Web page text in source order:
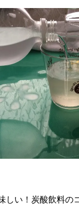
しい！炭酸飲料の